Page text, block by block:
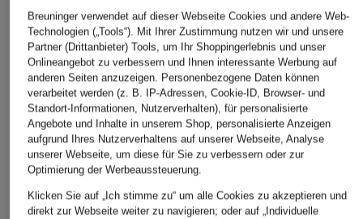
Breuninger verwendet auf dieser Webseite Cookies und andere Web-
Technologien („Tools“). Mit Ihrer Zustimmung nutzen wir und unsere
Partner (Drittanbieter) Tools, um Ihr Shoppingerlebnis und unser
Onlineangebot zu verbessern und Ihnen interessante Werbung auf
anderen Seiten anzuzeigen. Personenbezogene Daten können
verarbeitet werden (z. B. IP-Adressen, Cookie-ID, Browser- und
Standort-Informationen, Nutzerverhalten), für personalisierte
Angebote und Inhalte in unserem Shop, personalisierte Anzeigen
aufgrund Ihres Nutzerverhaltens auf unserer Webseite, Analyse
unserer Webseite, um diese für Sie zu verbessern oder zur
Optimierung der Werbeaussteuerung.
Klicken Sie auf „Ich stimme zu“ um alle Cookies zu akzeptieren und
direkt zur Webseite weiter zu navigieren; oder auf „Individuelle